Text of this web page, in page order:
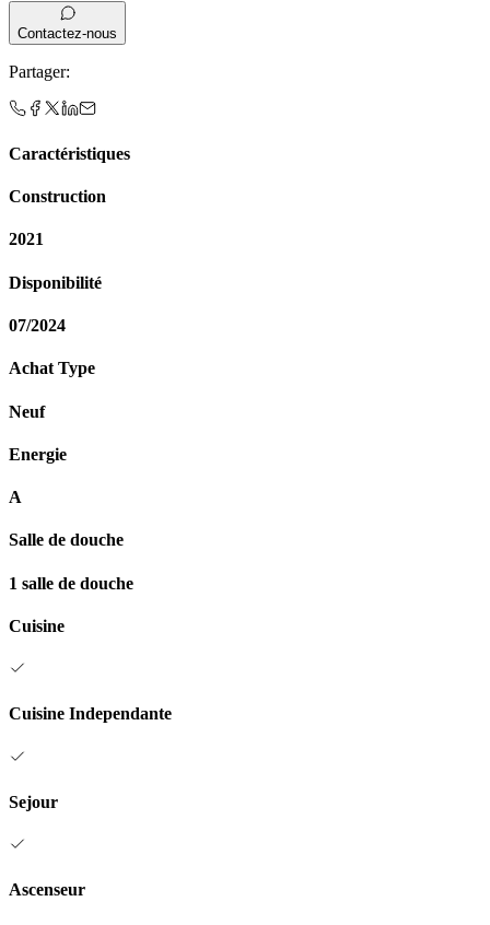
Contactez-nous
Partager:
Caractéristiques
Construction
2021
Disponibilité
07/2024
Achat Type
Neuf
Energie
A
Salle de douche
1 salle de douche
Cuisine
Cuisine Independante
Sejour
Ascenseur